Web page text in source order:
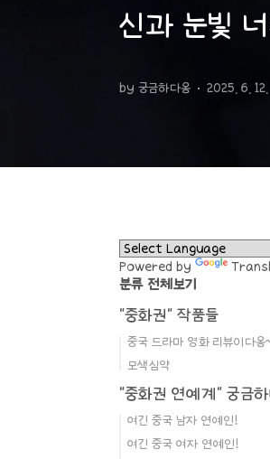
신과 눈빛
by 궁금하다옹 2025. 6. 12.
Powered by
분류 전체보기
"중화권" 작품들
중국 드라마 영화 리뷰이다옹
모색심약
"중화권 연예계" 궁금
여긴 중국 남자 연예인!
여긴 중국 여자 연예인!